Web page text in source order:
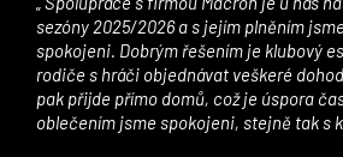
sezóny 2025/2026 a s jejím plněním
spokojeni. Dobrým řešením je klubový
rodiče s hráči objednávat veškeré
pak přijde přímo domů, což je úspora
oblečením jsme spokojeni, stejně tak s